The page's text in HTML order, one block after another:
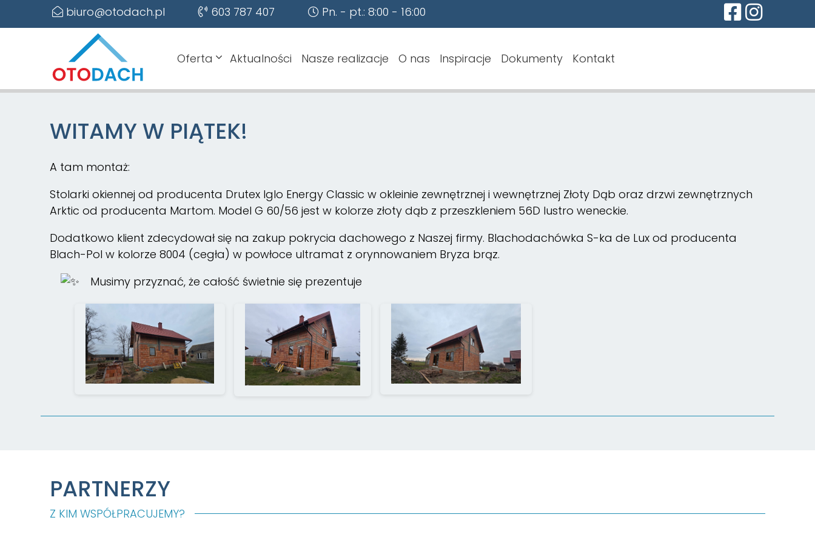
biuro@otodach.pl 603 787 407 Pn. - pt.: 8:00 - 16:00
Oferta Aktualności Nasze realizacje O nas Inspiracje Dokumenty Kontakt
WITAMY W PIĄTEK!
A tam montaż:
Stolarki okiennej od producenta Drutex Iglo Energy Classic w okleinie zewnętrznej i wewnętrznej Złoty Dąb oraz drzwi zewnętrznych
Arktic od producenta Martom. Model G 60/56 jest w kolorze złoty dąb z przeszkleniem 56D lustro weneckie.
Dodatkowo klient zdecydował się na zakup pokrycia dachowego z Naszej firmy. Blachodachówka S-ka de Lux od producenta
Blach-Pol w kolorze 8004 (cegła) w powłoce ultramat z orynnowaniem Bryza brąz.
Musimy przyznać, że całość świetnie się prezentuje
PARTNERZY
Z KIM WSPÓŁPRACUJEMY?